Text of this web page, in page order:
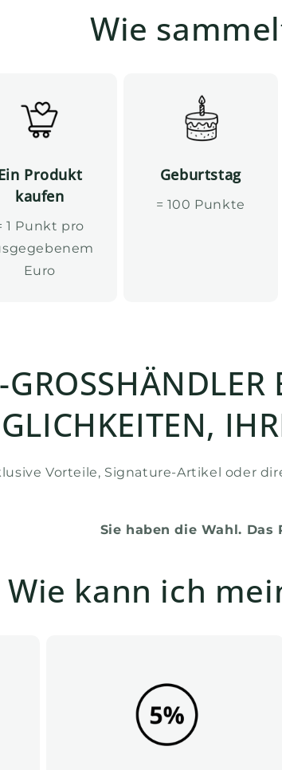
Wie
Produkt
kaufen
1 Punkt pro
Euro
Geburtstag
= 100 Punkte
Vorteile, Signature-Artikel oder
Sie haben die Wahl.
Wie kann ich